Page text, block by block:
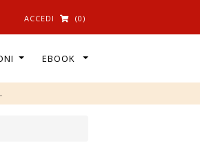
ACCEDI (0)
EBOOK